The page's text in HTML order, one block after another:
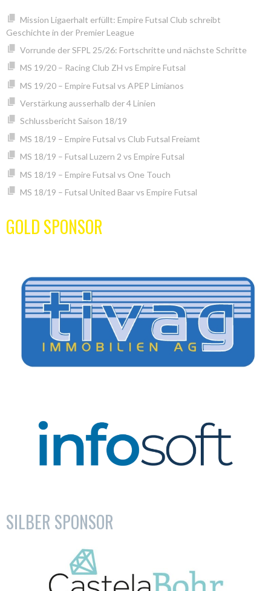
Mission Ligaerhalt erfüllt: Empire Futsal Club schreibt
Geschichte in der Premier League
Vorrunde der SFPL 25/26: Fortschritte und nächste Schritte
MS 19/20 – Racing Club ZH vs Empire Futsal
MS 19/20 – Empire Futsal vs APEP Limianos
Verstärkung ausserhalb der 4 Linien
Schlussbericht Saison 18/19
MS 18/19 – Empire Futsal vs Club Futsal Freiamt
MS 18/19 – Futsal Luzern 2 vs Empire Futsal
MS 18/19 – Empire Futsal vs One Touch
MS 18/19 – Futsal United Baar vs Empire Futsal
GOLD SPONSOR
SILBER SPONSOR